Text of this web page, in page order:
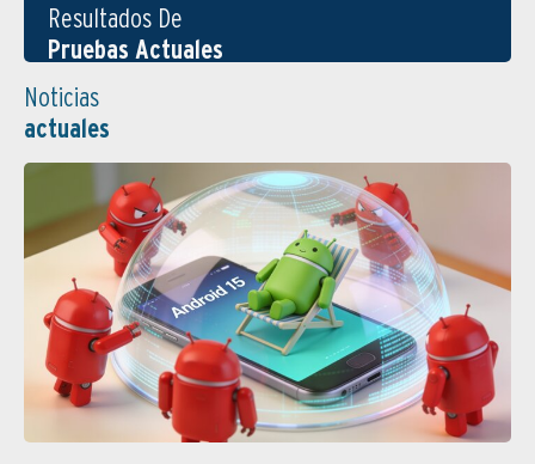
Resultados De
Pruebas Actuales
Noticias
actuales